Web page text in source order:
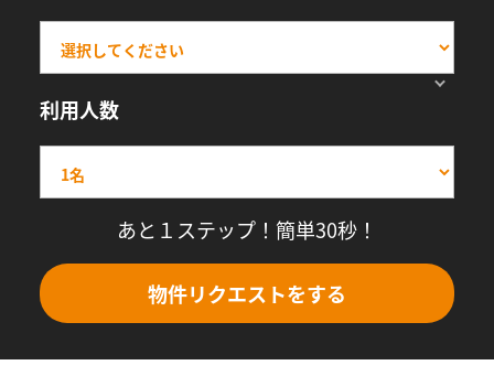
利用人数
あと１ステップ！簡単30秒！
物件リクエストをする